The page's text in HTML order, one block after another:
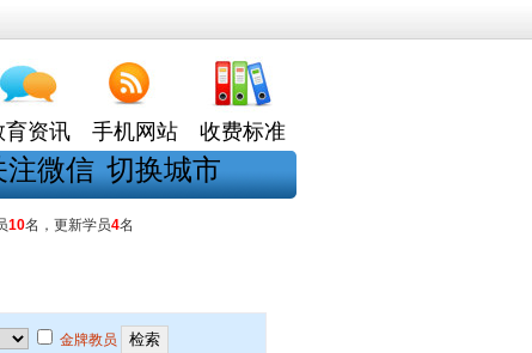
育资讯 手机网站 收费标准
注微信 切换城市
10名，更新学员4名
金牌教员